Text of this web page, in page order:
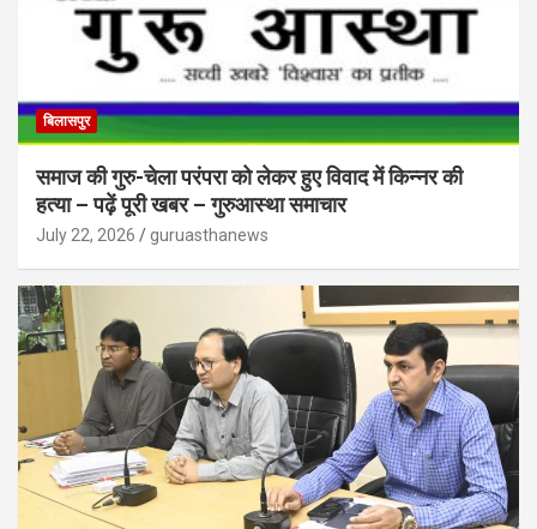
बिलासपुर
समाज की गुरु-चेला परंपरा को लेकर हुए विवाद में किन्नर की
हत्या – पढ़ें पूरी खबर – गुरुआस्था समाचार
July 22, 2026 guruasthanews